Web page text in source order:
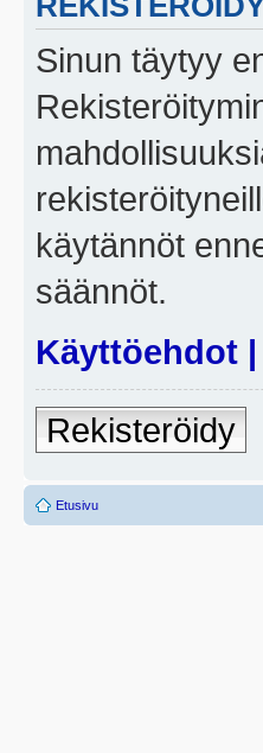
Sinun täytyy
käytännöt
säännöt.
Käyttöehdot |
Rekisteröidy
Etusivu